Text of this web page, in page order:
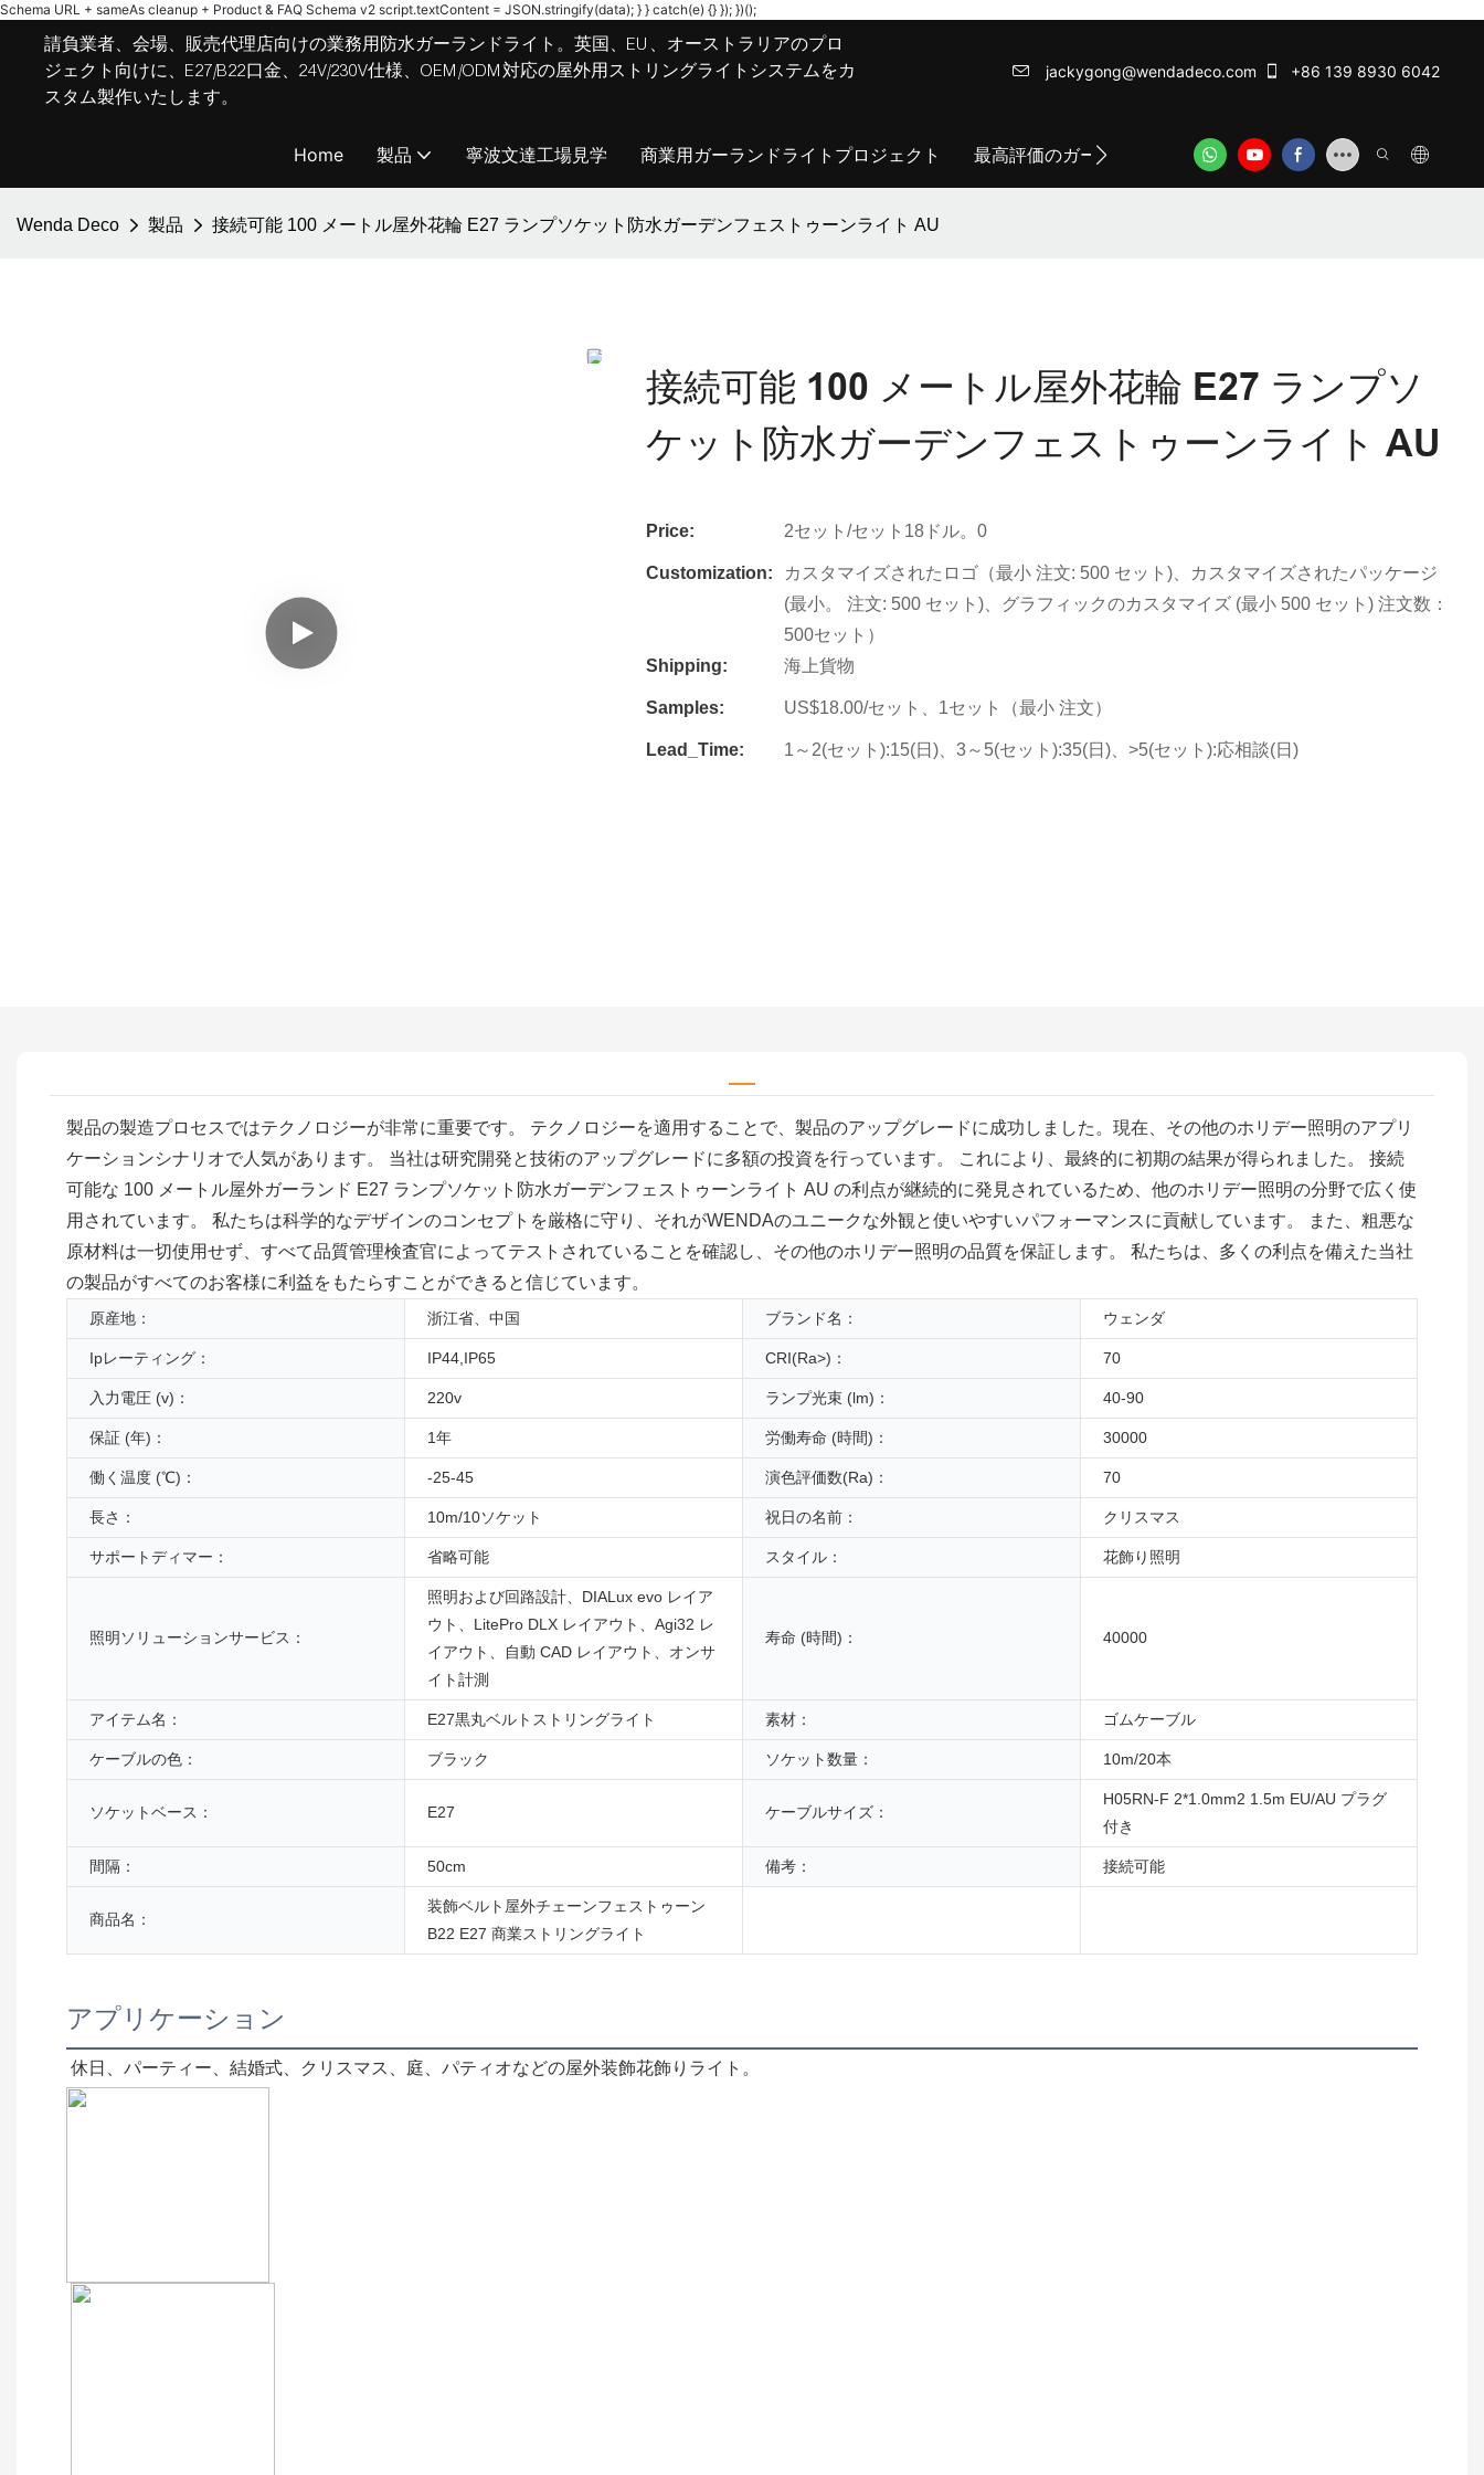
Schema URL + sameAs cleanup + Product & FAQ Schema v2 script.textContent = JSON.stringify(data); } } catch(e) {} }); })();
請負業者、会場、販売代理店向けの業務用防水ガーランドライト。英国、EU、オーストラリアのプロ
ジェクト向けに、E27/B22口金、24V/230V仕様、OEM/ODM対応の屋外用ストリングライトシステムをカ
スタム製作いたします。
jackygong@wendadeco.com​​​​​​​ +86 139 8930 6042
Home 製品 寧波文達工場見学 商業用ガーランドライトプロジェクト 最高評価のガーランドライト ODM/OEM SERVICE
Wenda Deco 製品 接続可能 100 メートル屋外花輪 E27 ランプソケット防水ガーデンフェストゥーンライト AU
接続可能 100 メートル屋外花輪 E27 ランプソ
ケット防水ガーデンフェストゥーンライト AU
Price: 2セット/セット18ドル。0
Customization:
カスタマイズされたロゴ（最小 注文: 500 セット)、カスタマイズされたパッケージ
(最小。 注文: 500 セット)、グラフィックのカスタマイズ (最小 500 セット) 注文数：
500セット）
Shipping:
海上貨物
Samples: US$18.00/セット、1セット（最小 注文）
Lead_Time: 1～2(セット):15(日)、3～5(セット):35(日)、>5(セット):応相談(日)
製品の製造プロセスではテクノロジーが非常に重要です。 テクノロジーを適用することで、製品のアップグレードに成功しました。現在、その他のホリデー照明のアプリ
ケーションシナリオで人気があります。 当社は研究開発と技術のアップグレードに多額の投資を行っています。 これにより、最終的に初期の結果が得られました。 接続
可能な 100 メートル屋外ガーランド E27 ランプソケット防水ガーデンフェストゥーンライト AU の利点が継続的に発見されているため、他のホリデー照明の分野で広く使
用されています。 私たちは科学的なデザインのコンセプトを厳格に守り、それがWENDAのユニークな外観と使いやすいパフォーマンスに貢献しています。 また、粗悪な
原材料は一切使用せず、すべて品質管理検査官によってテストされていることを確認し、その他のホリデー照明の品質を保証します。 私たちは、多くの利点を備えた当社
の製品がすべてのお客様に利益をもたらすことができると信じています。
原産地： 浙江省、中国 ブランド名： ウェンダ
Ipレーティング： IP44,IP65 CRI(Ra>)： 70
入力電圧 (v)： 220v ランプ光束 (lm)： 40-90
保証 (年)： 1年 労働寿命 (時間)： 30000
働く温度 (℃)： -25-45 演色評価数(Ra)： 70
長さ： 10m/10ソケット 祝日の名前： クリスマス
サポートディマー： 省略可能 スタイル： 花飾り照明
照明ソリューションサービス：
照明および回路設計、DIALux evo レイア
ウト、LitePro DLX レイアウト、Agi32 レ
イアウト、自動 CAD レイアウト、オンサ
イト計測
寿命 (時間)： 40000
アイテム名： E27黒丸ベルトストリングライト 素材： ゴムケーブル
ケーブルの色： ブラック ソケット数量： 10m/20本
ソケットベース： E27 ケーブルサイズ：
H05RN-F 2*1.0mm2 1.5m EU/AU プラグ
付き
間隔： 50cm 備考： 接続可能
商品名：
装飾ベルト屋外チェーンフェストゥーン
B22 E27 商業ストリングライト
アプリケーション
休日、パーティー、結婚式、クリスマス、庭、パティオなどの屋外装飾花飾りライト。